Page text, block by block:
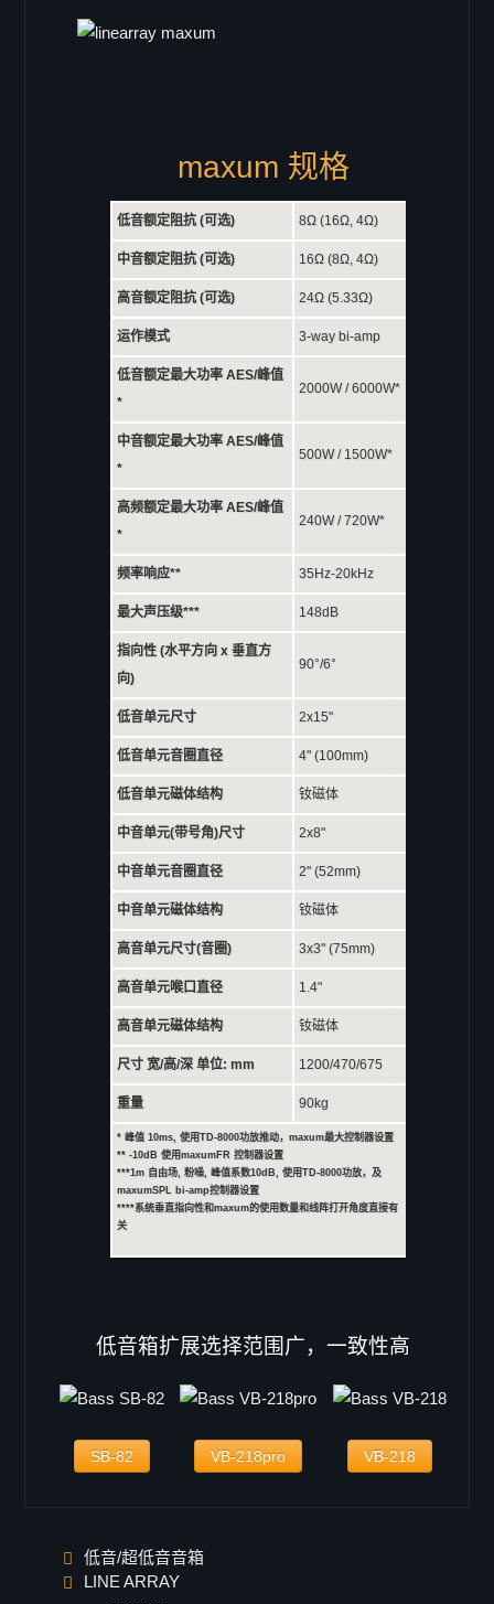
CX-15
CX-12
CX-10
CX-8
CX-6
Ecoline EL 系列
EL-26
EL-10
EL-15
ELITE 系列
ELITE 402
ELITE 404
ELITE 602
ELITE 604
ELITE 802
ELITE 804
Column 系列
C-41
C-42
C-43
C-44
C-46
C-48
吸顶音箱
K-系列
K-3
K-4
maxum 规格
低音额定阻抗 (可选) 8Ω (16Ω, 4Ω)
中音额定阻抗 (可选) 16Ω (8Ω, 4Ω)
高音额定阻抗 (可选) 24Ω (5.33Ω)
运作模式 3-way bi-amp
低音额定最大功率 AES/峰值
*
2000W / 6000W*
中音额定最大功率 AES/峰值
*
500W / 1500W*
高频额定最大功率 AES/峰值
*
240W / 720W*
频率响应** 35Hz-20kHz
最大声压级*** 148dB
指向性 (水平方向 x 垂直方
向)
90°/6°
低音单元尺寸 2x15"
低音单元音圈直径 4" (100mm)
低音单元磁体结构 钕磁体
中音单元(带号角)尺寸 2x8"
中音单元音圈直径 2" (52mm)
中音单元磁体结构 钕磁体
高音单元尺寸(音圈) 3x3" (75mm)
高音单元喉口直径 1.4"
高音单元磁体结构 钕磁体
尺寸 宽/高/深 单位: mm 1200/470/675
重量 90kg
* 峰值 10ms, 使用TD-8000功放推动，maxum最大控制器设置
** -10dB 使用maxumFR 控制器设置
***1m 自由场, 粉噪, 峰值系数10dB, 使用TD-8000功放，及
maxumSPL bi-amp控制器设置
****系统垂直指向性和maxum的使用数量和线阵打开角度直接有
关
低音箱扩展选择范围广，一致性高
SB-82 VB-218pro VB-218
低音/超低音音箱
LINE ARRAY